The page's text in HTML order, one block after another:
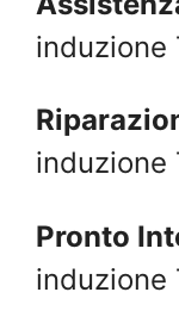
induzione
induzione
Pronto
induzione